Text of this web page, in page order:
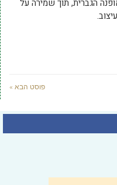
הגברית, תוך שמירה על
פוסט הבא »